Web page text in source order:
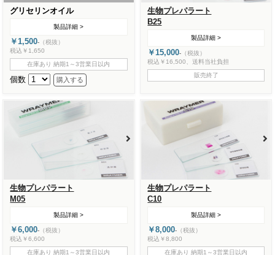
グリセリンオイル
製品詳細 >
￥1,500- （税抜）
税込￥1,650
在庫あり 納期1～3営業日以内
個数
生物プレパラート
B25
製品詳細 >
￥15,000- （税抜）
税込￥16,500、送料当社負担
販売終了
生物プレパラート
M05
製品詳細 >
￥6,000- （税抜）
税込￥6,600
在庫あり 納期1～3営業日以内
生物プレパラート
C10
製品詳細 >
￥8,000- （税抜）
税込￥8,800
在庫あり 納期1～3営業日以内